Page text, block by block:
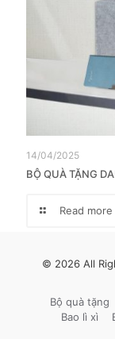
14/04/2025
BỘ QUÀ TẶNG
Read more
© 2026 All
Bộ quà tặng
Bao lì xì